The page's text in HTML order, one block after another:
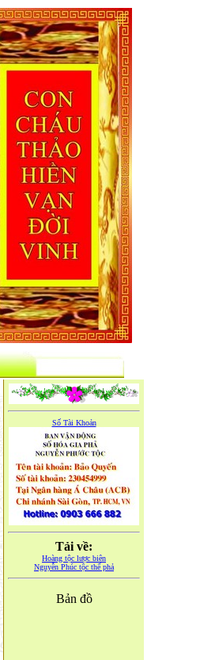
Số Tài Khoản
Tải về:
Hoàng tộc lược biên
Nguyễn Phúc tộc thế phả
Bản đồ